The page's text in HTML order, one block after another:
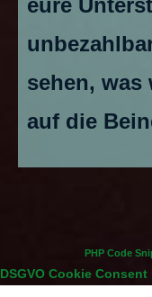
eure
sehen, was
auf die
PHP Code
DSGVO Cookie